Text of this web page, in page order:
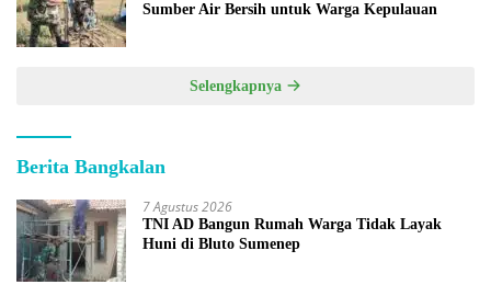
Sumber Air Bersih untuk Warga Kepulauan
Selengkapnya
Berita Bangkalan
7 Agustus 2026
TNI AD Bangun Rumah Warga Tidak Layak
Huni di Bluto Sumenep